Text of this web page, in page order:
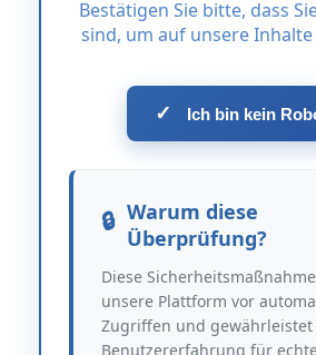
Bestätigen Sie bitte, dass
sind, um auf unsere
✓ Ich bin kein
Warum diese
Überprüfung?
Diese
unsere Plattform vor
Zugriffen und gewährleistet
Benutzererfahrung für